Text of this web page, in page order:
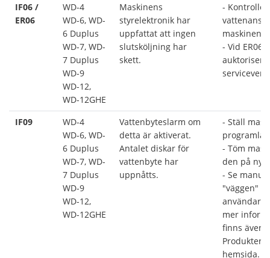
IF06 /
ER06
WD-4
WD-6, WD-
6 Duplus
WD-7, WD-
7 Duplus
WD-9
WD-12,
WD-12GHE
Maskinens
styrelektronik har
uppfattat att ingen
slutsköljning har
skett.
-
maskinen
- Vid ER06,
IF09
WD-4
WD-6, WD-
6 Duplus
WD-7, WD-
7 Duplus
WD-9
WD-12,
WD-12GHE
Vattenbyteslarm om
detta är aktiverat.
Antalet diskar för
vattenbyte har
uppnåtts.
- Ställ
- Töm
den på
- Se
"väggen"
mer
finns även
Produkter
hemsida.